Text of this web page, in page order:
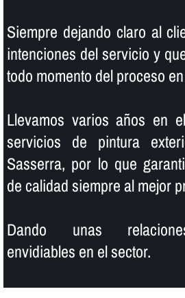
Siempre dejando claro al
intenciones del servicio y
todo momento del proceso
Llevamos varios años en
servicios de pintura
Sasserra, por lo que
de calidad siempre al mejor
Dando unas
envidiables en el sector.